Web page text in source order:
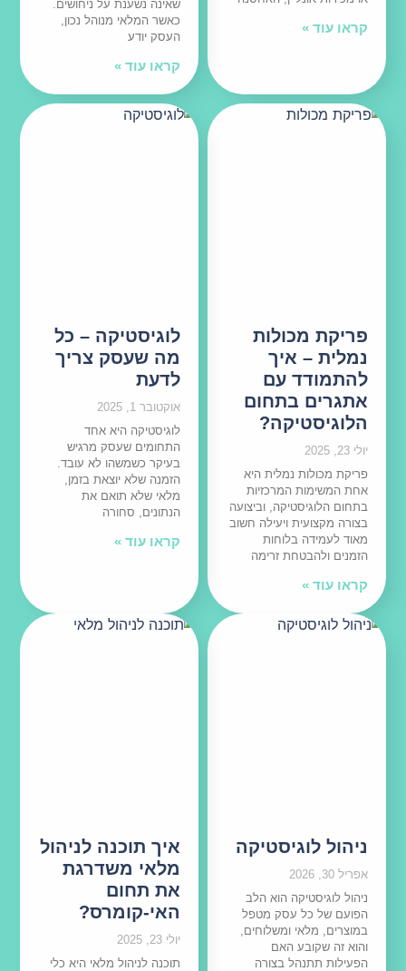
קראו עוד »
שאינה נשענת על ניחושים.
כאשר המלאי מנוהל נכון,
העסק יודע
קראו עוד »
פריקת מכולות
נמלית – איך
להתמודד עם
אתגרים בתחום
הלוגיסטיקה?
יולי 23, 2025
פריקת מכולות נמלית היא
אחת המשימות המרכזיות
בתחום הלוגיסטיקה, וביצועה
בצורה מקצועית ויעילה חשוב
מאוד לעמידה בלוחות
הזמנים ולהבטחת זרימה
קראו עוד »
לוגיסטיקה – כל
מה שעסק צריך
לדעת
אוקטובר 1, 2025
לוגיסטיקה היא אחד
התחומים שעסק מרגיש
בעיקר כשמשהו לא עובד.
הזמנה שלא יוצאת בזמן,
מלאי שלא תואם את
הנתונים, סחורה
קראו עוד »
ניהול לוגיסטיקה
אפריל 30, 2026
ניהול לוגיסטיקה הוא הלב
הפועם של כל עסק מטפל
במוצרים, מלאי ומשלוחים,
והוא זה שקובע האם
הפעילות תתנהל בצורה
איך תוכנה לניהול
מלאי משדרגת
את תחום
האי-קומרס?
יולי 23, 2025
תוכנה לניהול מלאי היא כלי